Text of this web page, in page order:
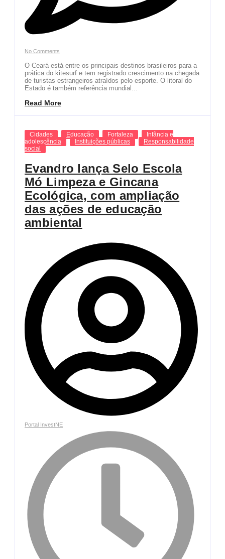
No Comments
O Ceará está entre os principais destinos brasileiros para a
prática do kitesurf e tem registrado crescimento na chegada
de turistas estrangeiros atraídos pelo esporte. O litoral do
Estado é também referência mundial...
Read More
Cidades Educação Fortaleza
Infância e
adolescência
Instituições públicas
Responsabilidade
social
Evandro lança Selo Escola
Mó Limpeza e Gincana
Ecológica, com ampliação
das ações de educação
ambiental
Portal InvestNE